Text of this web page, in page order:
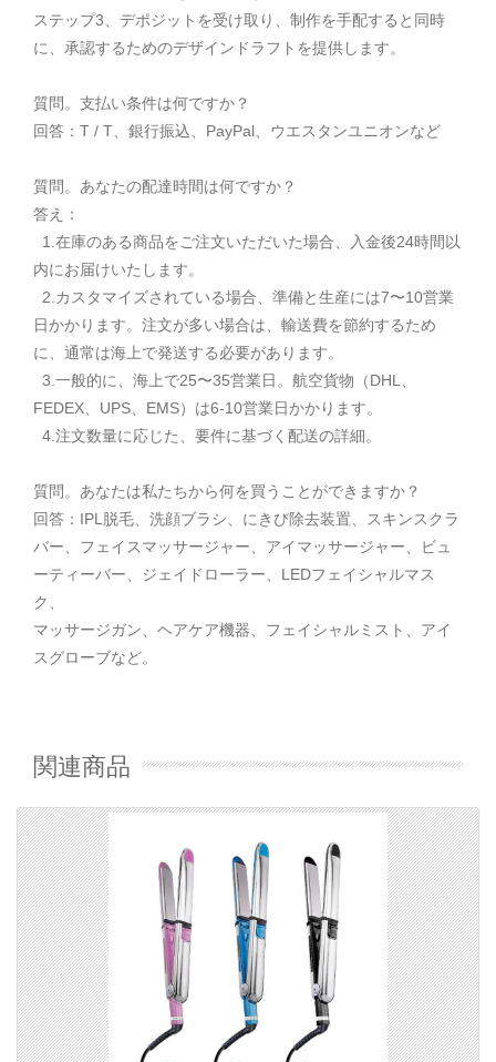
ステップ3、デポジットを受け取り、制作を手配すると同時
に、承認するためのデザインドラフトを提供します。
質問。支払い条件は何ですか？
回答：T / T、銀行振込、PayPal、ウエスタンユニオンなど
質問。あなたの配達時間は何ですか？
答え：
1.在庫のある商品をご注文いただいた場合、入金後24時間以
内にお届けいたします。
2.カスタマイズされている場合、準備と生産には7〜10営業
日かかります。注文が多い場合は、輸送費を節約するため
に、通常は海上で発送する必要があります。
3.一般的に、海上で25〜35営業日。航空貨物（DHL、
FEDEX、UPS、EMS）は6-10営業日かかります。
4.注文数量に応じた、要件に基づく配送の詳細。
質問。あなたは私たちから何を買うことができますか？
回答：IPL脱毛、洗顔ブラシ、にきび除去装置、スキンスクラ
バー、フェイスマッサージャー、アイマッサージャー、ビュ
ーティーバー、ジェイドローラー、LEDフェイシャルマス
ク、
マッサージガン、ヘアケア機器、フェイシャルミスト、アイ
スグローブなど。
関連商品